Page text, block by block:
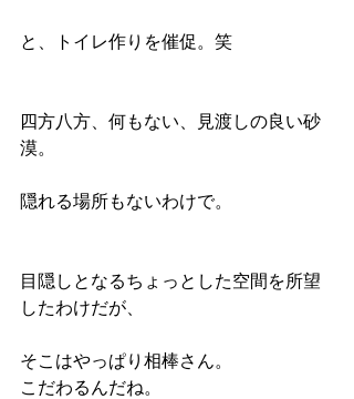
と、トイレ作りを催促。笑
四方八方、何もない、見渡しの良い砂
漠。
隠れる場所もないわけで。
目隠しとなるちょっとした空間を所望
したわけだが、
そこはやっぱり相棒さん。
こだわるんだね。